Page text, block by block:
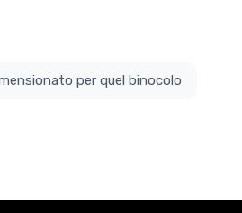
per quel binocolo